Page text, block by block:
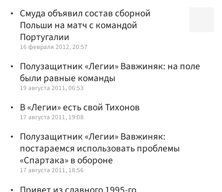
Смуда объявил состав сборной
Польши на матч с командой
Португалии
16 февраля 2012, 20:57
Полузащитник «Легии» Вавжиняк: на поле
были равные команды
19 августа 2011, 06:53
В «Легии» есть свой Тихонов
17 августа 2011, 19:08
Полузащитник «Легии» Вавжиняк:
постараемся использовать проблемы
«Спартака» в обороне
17 августа 2011, 18:56